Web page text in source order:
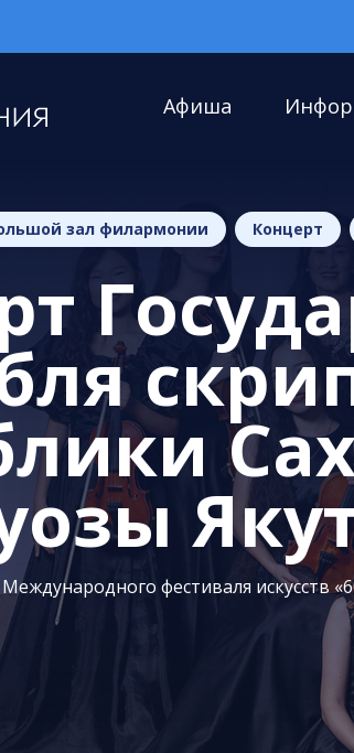
Афиша
зал филармонии Концерт
фестиваля искусств